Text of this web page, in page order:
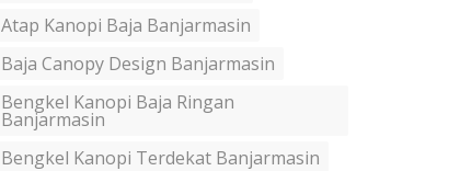
Atap Kanopi Baja Banjarmasin
Baja Canopy Design Banjarmasin
Bengkel Kanopi Baja Ringan
Banjarmasin
Bengkel Kanopi Terdekat Banjarmasin